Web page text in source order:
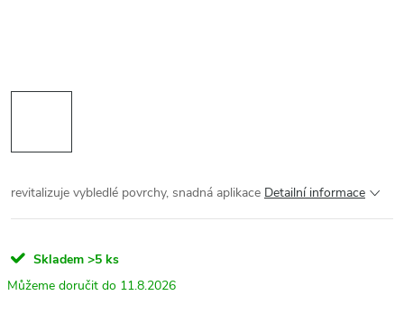
revitalizuje vybledlé povrchy, snadná aplikace Detailní informace
Skladem >5 ks
11.8.2026